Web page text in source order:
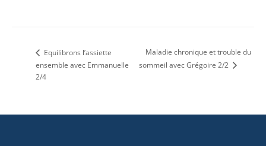
Equilibrons l’assiette
ensemble avec Emmanuelle
2/4
Maladie chronique et trouble du
sommeil avec Grégoire 2/2